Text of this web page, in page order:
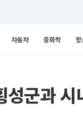
자동차 중화학 항
성군과